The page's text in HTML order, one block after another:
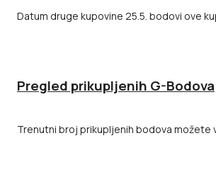
Datum druge kupovine 25.5. bodovi ove
Pregled prikupljenih G-Bodova
Trenutni broj prikupljenih bodova možete